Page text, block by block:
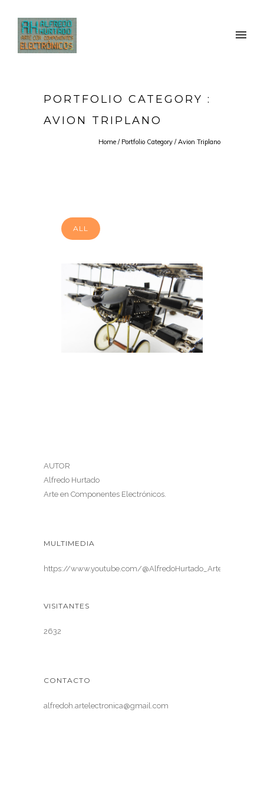
PORTFOLIO CATEGORY :
AVION TRIPLANO
Home / Portfolio Category /Avion Triplano
ALL
AVIÓN TRIPLANO
Avion Triplano
AUTOR
Alfredo Hurtado
Arte en Componentes Electrónicos.
MULTIMEDIA
https://www.youtube.com/@AlfredoHurtado_ArteElectronica
VISITANTES
2632
CONTACTO
alfredoh.artelectronica@gmail.com